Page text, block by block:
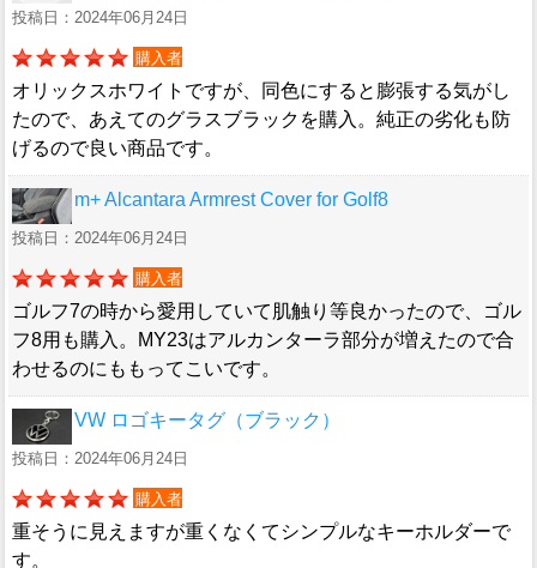
投稿日：2024年06月24日
購入者
オリックスホワイトですが、同色にすると膨張する気がし
たので、あえてのグラスブラックを購入。純正の劣化も防
げるので良い商品です。
m+ Alcantara Armrest Cover for Golf8
投稿日：2024年06月24日
購入者
ゴルフ7の時から愛用していて肌触り等良かったので、ゴル
フ8用も購入。MY23はアルカンターラ部分が増えたので合
わせるのにももってこいです。
VW ロゴキータグ（ブラック）
投稿日：2024年06月24日
購入者
重そうに見えますが重くなくてシンプルなキーホルダーで
す。